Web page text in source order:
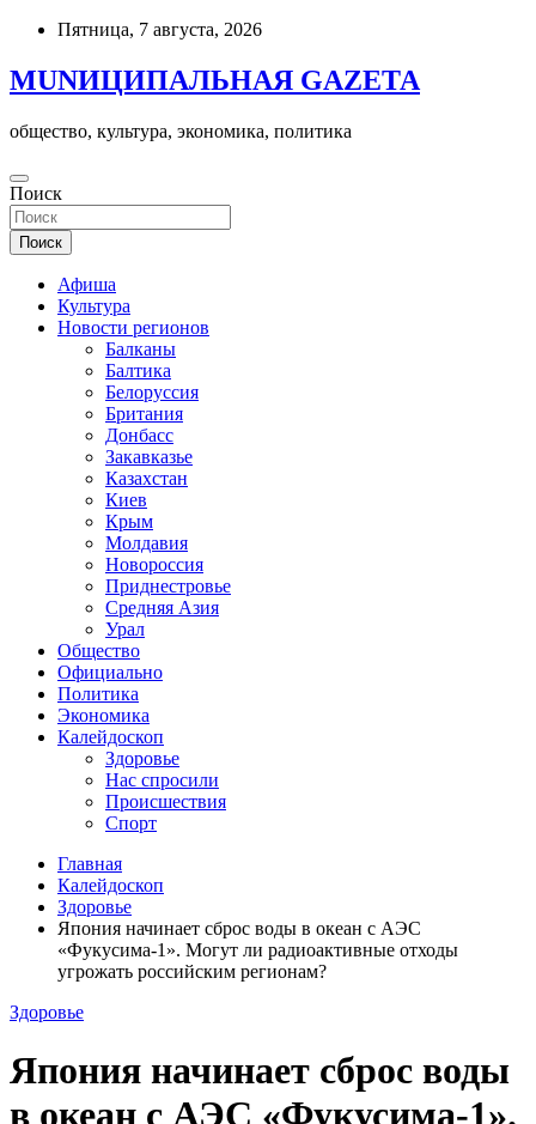
Skip
content
Пятница, 7 августа, 2026
MUNИЦИПАЛЬНАЯ GAZЕТА
общество, культура, экономика, политика
Поиск
Поиск
Афиша
Культура
Новости регионов
Балканы
Балтика
Белоруссия
Британия
Донбасс
Закавказье
Казахстан
Киев
Крым
Молдавия
Новороссия
Приднестровье
Средняя Азия
Урал
Общество
Официально
Политика
Экономика
Калейдоскоп
Здоровье
Нас спросили
Происшествия
Спорт
Главная
Калейдоскоп
Здоровье
Япония начинает сброс воды в океан с АЭС
«Фукусима-1». Могут ли радиоактивные отходы
угрожать российским регионам?
Здоровье
Япония начинает сброс воды
в океан с АЭС «Фукусима-1».